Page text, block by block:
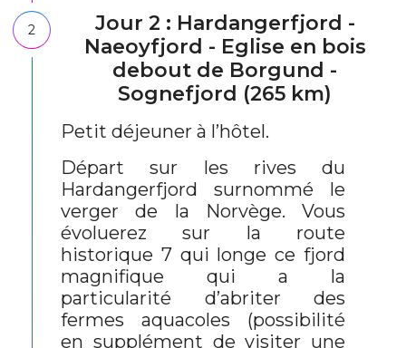
2
Jour 2 : Hardangerfjord -
Naeoyfjord - Eglise en bois
debout de Borgund -
Sognefjord (265 km)
Petit déjeuner à l’hôtel.
Départ sur les rives du
Hardangerfjord surnommé le
verger de la Norvège. Vous
évoluerez sur la route
historique 7 qui longe ce fjord
magnifique qui a la
particularité d’abriter des
fermes aquacoles (possibilité
en supplément de visiter une